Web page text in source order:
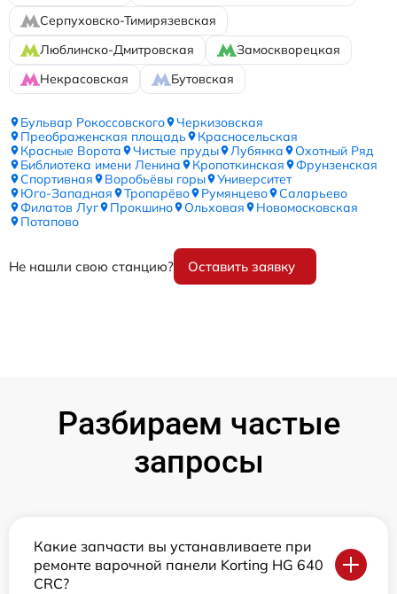
Серпуховско-Тимирязевская
Люблинско-Дмитровская
Замоскворецкая
Некрасовская
Бутовская
Бульвар Рокоссовского
Черкизовская
Преображенская площадь
Красносельская
Красные Ворота
Чистые пруды Лубянка
Охотный Ряд
Библиотека имени Ленина
Кропоткинская
Фрунзенская
Спортивная
Воробьёвы горы
Университет
Юго-Западная
Тропарёво Румянцево
Саларьево
Филатов Луг
Прокшино Ольховая
Новомосковская
Потапово
Не нашли свою станцию? Оставить заявку
Разбираем частые
запросы
Какие запчасти вы устанавливаете при
ремонте варочной панели Korting HG 640
CRC?